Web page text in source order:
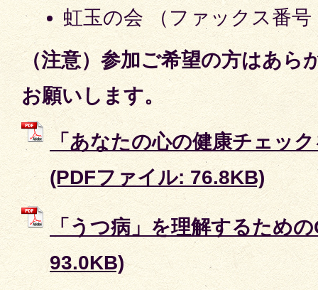
虹玉の会 （ファックス番
（注意）参加ご希望の方はあら
お願いします。
「あなたの心の健康チェッ
(PDFファイル: 76.8KB)
「うつ病」を理解するため
93.0KB)